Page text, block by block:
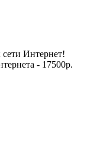
Интернет!
- 17500р.